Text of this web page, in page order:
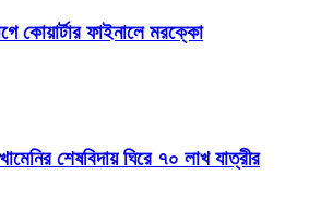
কোয়ার্টার ফাইনালে মরক্কো
শেষবিদায় ঘিরে ৭০ লাখ যাত্রীর